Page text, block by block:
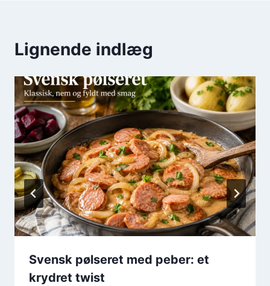
Lignende indlæg
Svensk pølseret med peber: et
krydret twist